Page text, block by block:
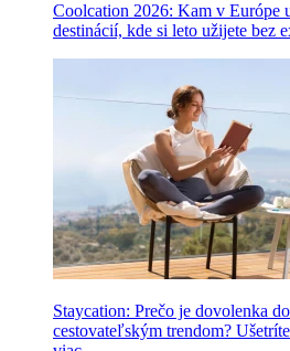
Coolcation 2026: Kam v Európe
destinácií, kde si leto užijete bez
Staycation: Prečo je dovolenka
cestovateľským trendom?